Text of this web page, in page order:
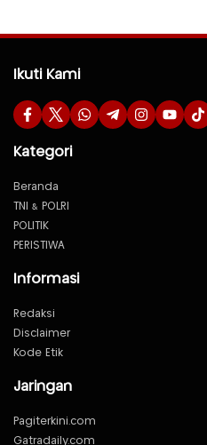
Ikuti Kami
Kategori
Beranda
TNI & POLRI
POLITIK
PERISTIWA
Informasi
Redaksi
Disclaimer
Kode Etik
Jaringan
Pagiterkini.com
Gatradaily.com